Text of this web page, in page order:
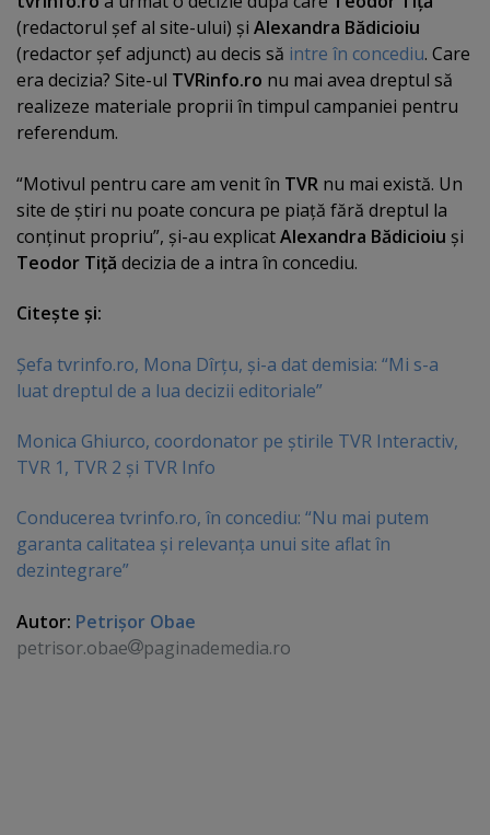
(redactorul şef al site-ului) şi Alexandra Bădicioiu
(redactor şef adjunct) au decis să intre în concediu. Care
era decizia? Site-ul TVRinfo.ro nu mai avea dreptul să
realizeze materiale proprii în timpul campaniei pentru
referendum.
“Motivul pentru care am venit în TVR nu mai există. Un
site de ştiri nu poate concura pe piaţă fără dreptul la
conţinut propriu”, şi-au explicatAlexandra Bădicioiu şi
Teodor Tiţă decizia de a intra în concediu.
Citeşte şi:
Şefa tvrinfo.ro, Mona Dîrţu, şi-a dat demisia: “Mi s-a
luat dreptul de a lua decizii editoriale”
Monica Ghiurco, coordonator pe ştirile TVR Interactiv,
TVR 1, TVR 2 şi TVR Info
Conducerea tvrinfo.ro, în concediu: “Nu mai putem
garanta calitatea şi relevanţa unui site aflat în
dezintegrare”
Autor: Petrişor Obae
petrisor.obae
paginademedia.ro